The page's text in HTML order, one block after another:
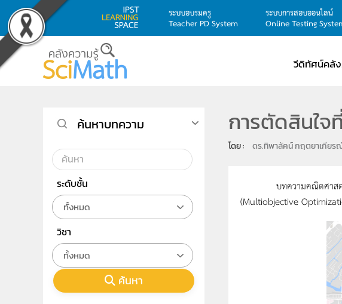
Skip to main content
ระบบอบรมครู
Teacher PD System
ระบบการสอบออนไลน์
Online Testing
วีดิทัศน์คลั
การตัดสินใจ
โดย : ดร.ทิพาลัคน์ กฤตยาเกียร
บทความคณิตศาสตร์ประ
(Multiobjective
ค้นหาบทความ
ระดับชั้น
ทั้งหมด
วิชา
ทั้งหมด
ค้นหา